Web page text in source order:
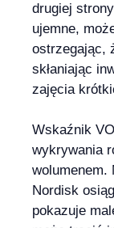
drugiej
ujemne,
ostrzegając,
skłaniając
zajęcia
Wskaźnik
wykrywania
wolumenem.
Nordisk
pokazuje